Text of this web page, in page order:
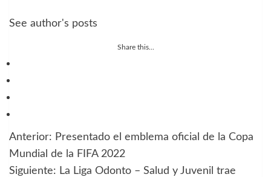
See author's posts
Share this...
Navegación
de
Anterior: Presentado el emblema oficial de la Copa
Mundial de la FIFA 2022
Siguiente: La Liga Odonto – Salud y Juvenil trae